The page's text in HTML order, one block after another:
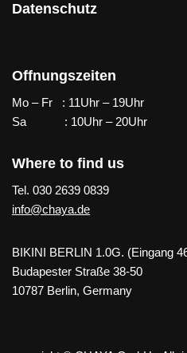
Datenschutz
Offnungszeiten
Mo – Fr : 11Uhr – 19Uhr
Sa : 10Uhr – 20Uhr
Where to find us
Tel. 030 2639 0839
info@chaya.de
BIKINI BERLIN 1.0G. (Eingang
Budapester Straße 38-50
10787 Berlin, Germany